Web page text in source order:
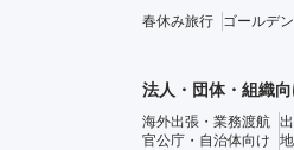
春休み旅行 ゴールデ
法人・団体・組織
海外出張・業務渡航
官公庁・自治体向け